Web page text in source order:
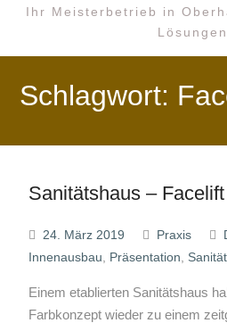
Ihr Meisterbetrieb in
Lösungen
Schlagwort:
Sanitätshaus – Facelift
24. März 2019 Praxis
Innenausbau
Präsentation
Einem etablierten Sanitätshaus
Farbkonzept wieder zu einem